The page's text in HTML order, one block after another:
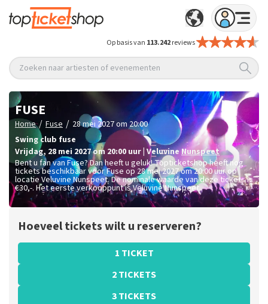
Op basis van 113.242reviews
Zoeken naar artiesten of evenementen
FUSE
Home / Fuse / 28 mei 2027 om 20:00
Swing club fuse
vrijdag, 28 mei 2027 om 20:00 uur VeluvineNunspeet
Bent u fan van Fuse? Dan heeft u geluk! Topticketshop heeft nog
tickets beschikbaar voor Fuse op 28 mei 2027 om 20:00 uur op
locatie Veluvine Nunspeet. De nominale waarde van deze tickets is
€30,-. Het eerste verkooppunt is Veluvine Nunspeet.
Hoeveel tickets wilt u reserveren?
1 TICKET
2 TICKETS
3 TICKETS